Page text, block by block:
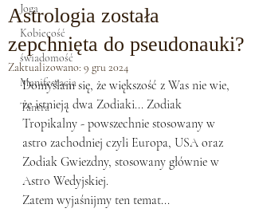
Joga
Kobiecość
świadomość
Manifestacja
Tantra
Astrologia została
zepchnięta do pseudonauki?
Zaktualizowano: 9 gru 2024
Domyślam się, że większość z Was nie wie,
że istnieją dwa Zodiaki... Zodiak
Tropikalny - powszechnie stosowany w
astro zachodniej czyli Europa, USA oraz
Zodiak Gwiezdny, stosowany głównie w
Astro Wedyjskiej.
Zatem wyjaśnijmy ten temat...